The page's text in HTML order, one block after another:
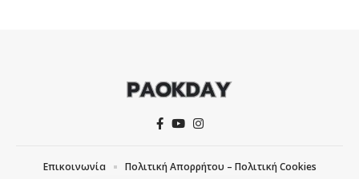
Επικοινωνία
Πολιτική Απορρήτου – Πολιτική Cookies